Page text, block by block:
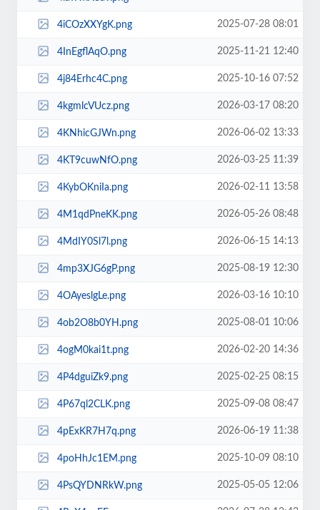
4iCOzXXYgK.png 2025-07-28 08:01
4InEgflAqO.png 2025-11-21 12:40
4j84Erhc4C.png 2025-10-16 07:52
4kgmlcVUcz.png 2026-03-17 08:20
4KNhicGJWn.png 2026-06-02 13:33
4KT9cuwNfO.png 2026-03-25 11:39
4KybOKniIa.png 2026-02-11 13:58
4M1qdPneKK.png 2026-05-26 08:48
4MdIY0Sl7l.png 2026-06-15 14:13
4mp3XJG6gP.png 2025-08-19 12:30
4OAyeslgLe.png 2026-03-16 10:10
4ob2O8b0YH.png 2025-08-01 10:06
4ogM0kai1t.png 2026-02-20 14:36
4P4dguiZk9.png 2025-02-25 08:15
4P67ql2CLK.png 2025-09-08 08:47
4pExKR7H7q.png 2026-06-19 11:38
4poHhJc1EM.png 2025-10-09 08:10
4PsQYDNRkW.png 2025-05-05 12:06